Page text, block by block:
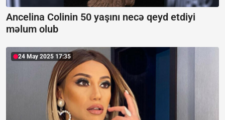
Ancelina Colinin 50 yaşını necə qeyd etdiyi
məlum olub
24 May 2025 17:35